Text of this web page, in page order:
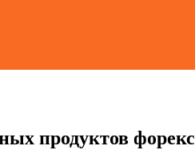
продуктов форекс